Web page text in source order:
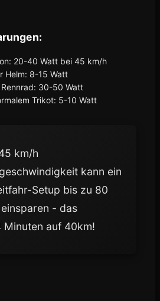
20-40 Watt bei 45 km/h
Helm: 8-15 Watt
30-50 Watt
Trikot: 5-10 Watt
km/h
kann ein
Setup bis zu 80
- das
auf 40km!